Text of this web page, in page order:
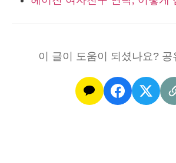
이 글이 도움이 되셨나요? 공